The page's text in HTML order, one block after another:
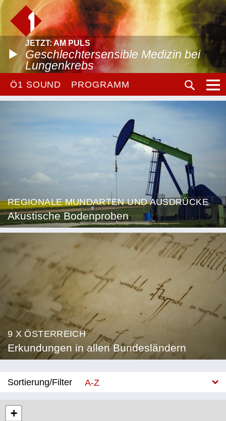
JETZT: AM PULS
Geschlechtersensible Medizin bei
Lungenkrebs
Ö1 SOUND PROGRAMM
REGIONALE MUNDARTEN UND AUSDRÜCKE
Akustische Bodenproben
9 X ÖSTERREICH
Erkundungen in allen Bundesländern
Sortierung/Filter
A-Z
+